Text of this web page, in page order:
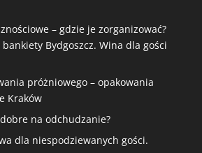
– gdzie je zorganizować?
Bydgoszcz. Wina dla gości
próżniowego – opakowania
Kraków
na odchudzanie?
dla niespodziewanych gości.